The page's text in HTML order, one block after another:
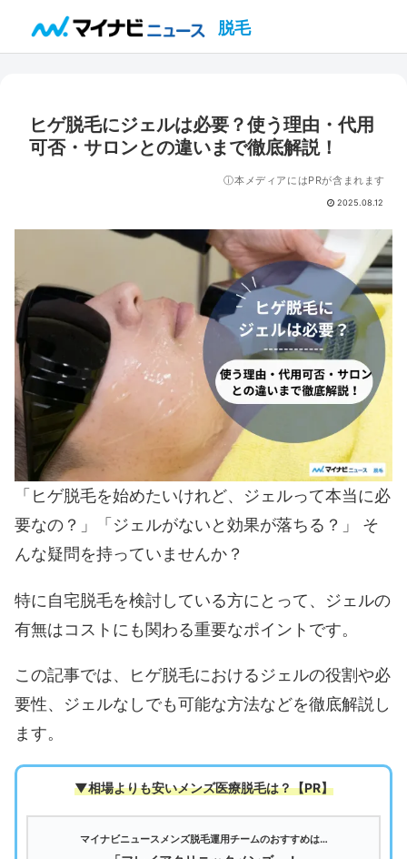
脱毛
ヒゲ脱毛にジェルは必要？使う理由・代用
可否・サロンとの違いまで徹底解説！
ⓘ本メディアにはPRが含まれます
2025.08.12
「ヒゲ脱毛を始めたいけれど、ジェルって本当に必
要なの？」「ジェルがないと効果が落ちる？」 そ
んな疑問を持っていませんか？
特に自宅脱毛を検討している方にとって、ジェルの
有無はコストにも関わる重要なポイントです。
この記事では、ヒゲ脱毛におけるジェルの役割や必
要性、ジェルなしでも可能な方法などを徹底解説し
ます。
▼相場よりも安いメンズ医療脱毛は？【PR】
マイナビニュースメンズ脱毛運用チームのおすすめは…